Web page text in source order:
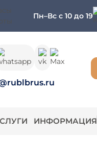
Пн–Вс с 10 до 19
ИНФОРМАЦИЯ